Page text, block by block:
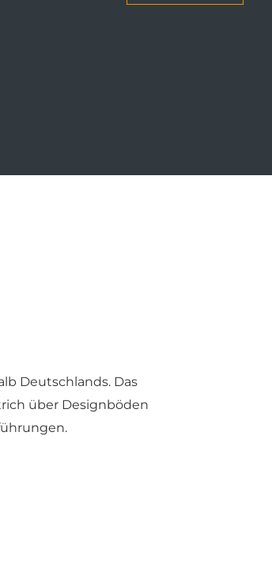
Deutschlands. Das
über Designböden